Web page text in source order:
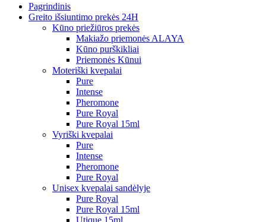
Pagrindinis
Greito išsiuntimo prekės 24H
Kūno priežiūros prekės
Makiažo priemonės ALAYA
Kūno purškikliai
Priemonės Kūnui
Moteriški kvepalai
Pure
Intense
Pheromone
Pure Royal
Pure Royal 15ml
Vyriški kvepalai
Pure
Intense
Pheromone
Pure Royal
Unisex kvepalai sandėlyje
Pure Royal
Pure Royal 15ml
Utique 15ml